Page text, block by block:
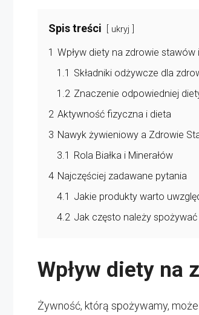
Spis treści ukryj
1 Wpływ diety na zdrowie stawów
1.1 Składniki odżywcze dla
1.2 Znaczenie odpowiedniej
2 Aktywność fizyczna i dieta
3 Nawyk żywieniowy a Zdrowie
3.1 Rola Białka i Minerałów
4 Najczęściej zadawane pytania
4.1 Jakie produkty warto
4.2 Jak często należy
Wpływ diety na
Żywność, którą spożywamy,